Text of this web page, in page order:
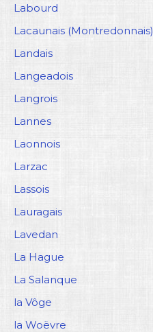
Labourd
Lacaunais (Montredonnais)
Landais
Langeadois
Langrois
Lannes
Laonnois
Larzac
Lassois
Lauragais
Lavedan
La Hague
La Salanque
la Vôge
la Woëvre